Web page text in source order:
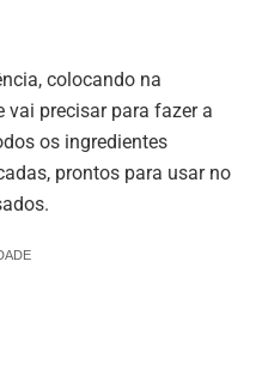
colocando na
vai precisar para fazer a
os ingredientes
prontos para usar no